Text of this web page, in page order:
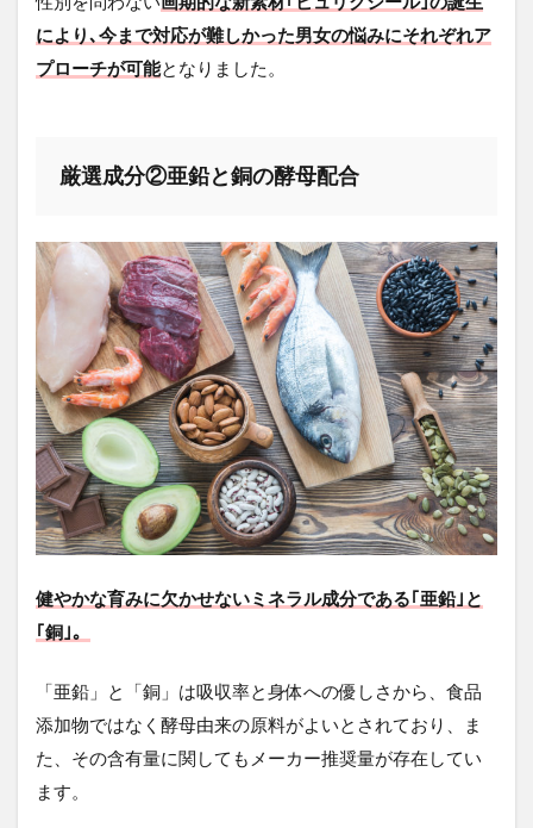
により､今まで対応が難しかった男女の悩みにそれぞれア
プローチが可能となりました。
厳選成分②亜鉛と銅の酵母配合
健やかな育みに欠かせないミネラル成分である｢亜鉛｣と
｢銅｣。
「亜鉛」と「銅」は吸収率と身体への優しさから、食品
添加物ではなく酵母由来の原料がよいとされており、ま
た、その含有量に関してもメーカー推奨量が存在してい
ます。